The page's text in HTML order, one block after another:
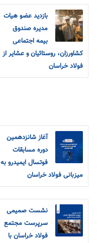
بازدید عضو هیات
مدیره صندوق
بیمه اجتماعی
کشاورزان، روستائیان و عشایر از
فولاد خراسان
آغاز شانزدهمین
دوره مسابقات
فوتسال ایمیدرو به
میزبانی فولاد خراسان
نشست صمیمی
سرپرست مجتمع
فولاد خراسان با